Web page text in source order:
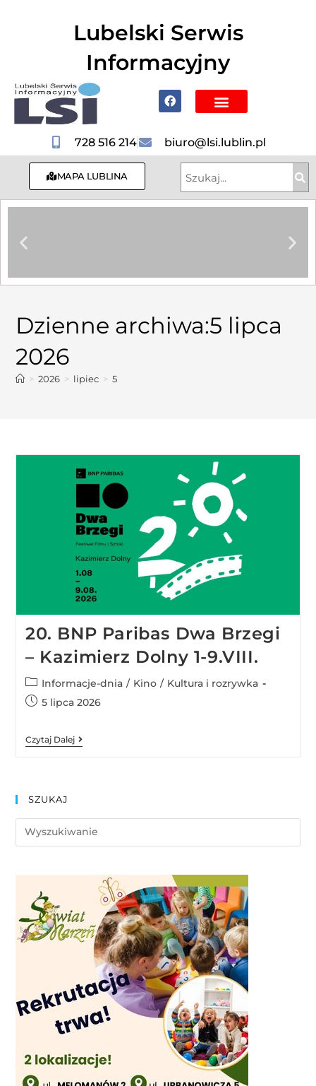
Lubelski Serwis
Informacyjny
728 516 214 biuro@lsi.lublin.pl
MAPA LUBLINA
Dzienne archiwa:5 lipca
2026
> 2026 > lipiec > 5
20. BNP Paribas Dwa Brzegi
– Kazimierz Dolny 1-9.VIII.
Informacje-dnia / Kino / Kultura i rozrywka
5 lipca 2026
Czytaj Dalej
SZUKAJ